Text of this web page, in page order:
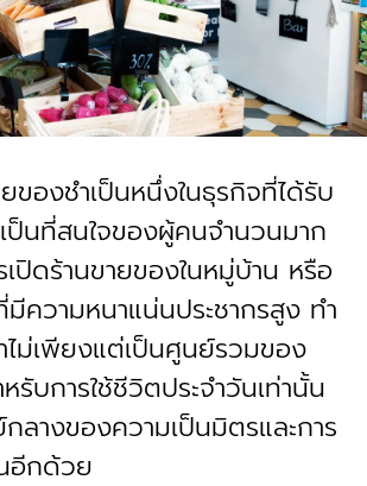
ของชำเป็นหนึ่งในธุรกิจที่ได้รับ
ป็นที่สนใจของผู้คนจำนวนมาก
เปิดร้านขายของในหมู่บ้าน หรือ
ความหนาแน่นประชากรสูง ทำ
ไม่เพียงแต่เป็นศูนย์รวมของ
รับการใช้ชีวิตประจำวันเท่านั้น
ลางของความเป็นมิตรและการ
อีกด้วย